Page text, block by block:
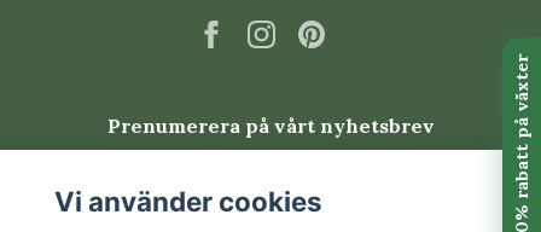
Pellionia kan drabbas av trips, spinnkvalster,
sorgmygg och bladlöss. Kontrollera bladundersidor
Vanliga frågor om Pellionia
repens 'Variegata'
Prenumerera på vårt nyhetsbrev
Vi använder cookies